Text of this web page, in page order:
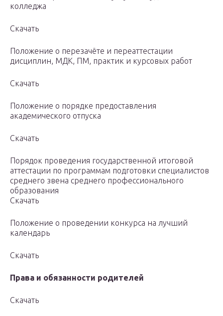
колледжа
Скачать
Положение о перезачёте и переаттестации
дисциплин, МДК, ПМ, практик и курсовых работ
Скачать
Положение о порядке предоставления
академического отпуска
Скачать
Порядок проведения государственной итоговой
аттестации по программам подготовки специалистов
среднего звена среднего профессионального
образования
Скачать
Положение о проведении конкурса на лучший
календарь
Скачать
Права и обязанности родителей
Скачать